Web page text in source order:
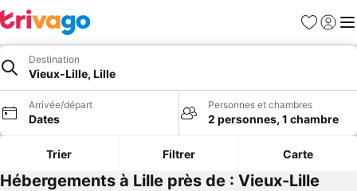
Favoris
Se
Destination
Vieux-Lille, Lille
Arrivée/départ
Dates
Personnes et chambres
2 personnes, 1 chambre
Trier Filtrer Carte
Hébergements à Lille près de : Vieux-Lille